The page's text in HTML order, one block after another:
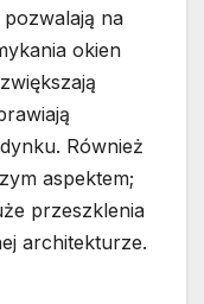
na
okien
Również
aspektem;
przeszklenia
architekturze.